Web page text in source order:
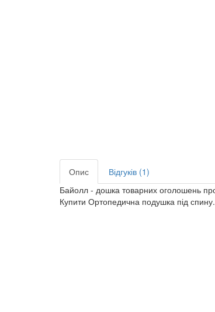
Опис
Відгуків (1)
Байолл - дошка товарних оголошень
Купити Ортопедична подушка під